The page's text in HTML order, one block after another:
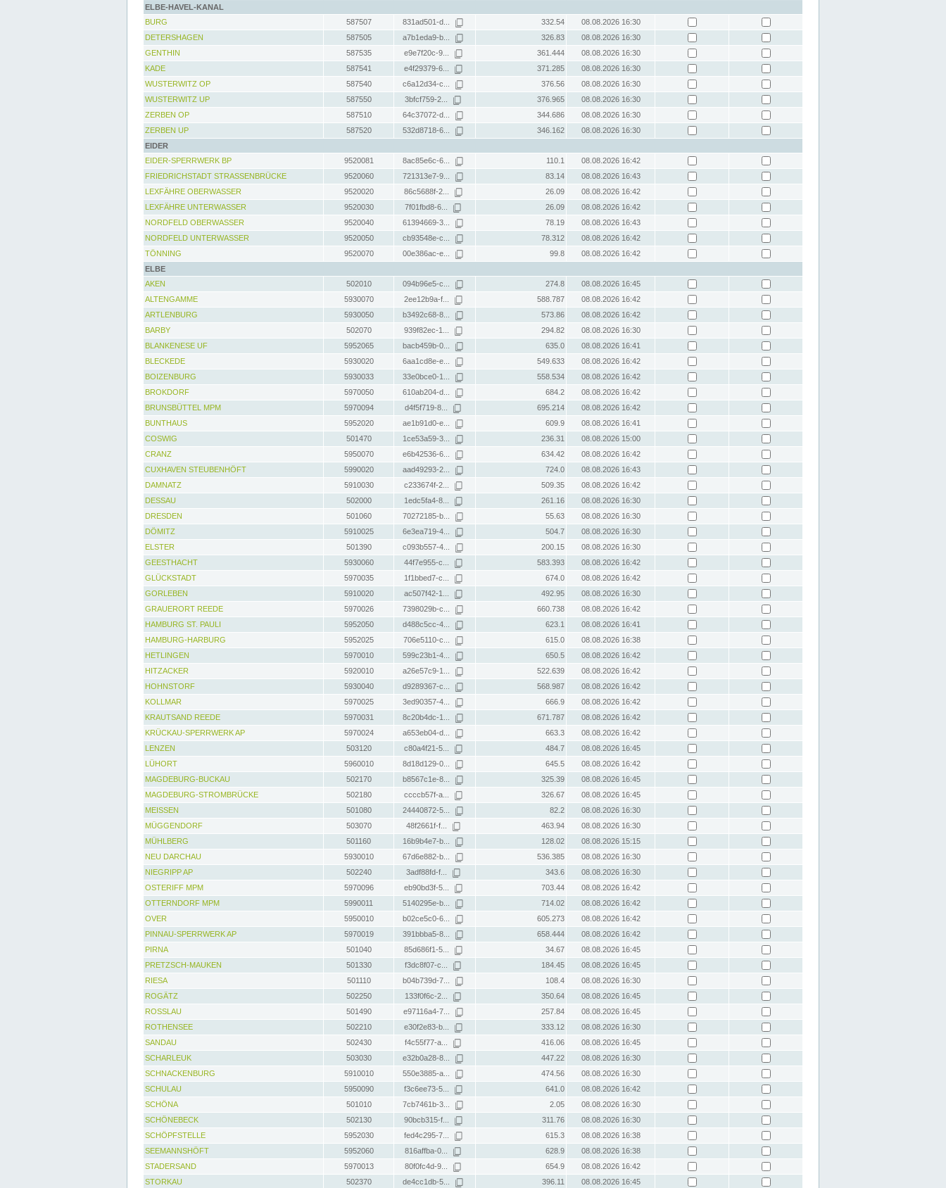
ELBE-HAVEL-KANAL
BURG
587507 831ad501-d... 332.54
08.08.2026 16:30
DETERSHAGEN
587505 a7b1eda9-b... 326.83
08.08.2026 16:30
GENTHIN
587535 e9e7f20c-9... 361.444
08.08.2026 16:30
KADE
587541 e4f29379-6... 371.285
08.08.2026 16:30
WUSTERWITZ OP
587540 c6a12d34-c... 376.56
08.08.2026 16:30
WUSTERWITZ UP
587550 3bfcf759-2... 376.965
08.08.2026 16:30
ZERBEN OP
587510 64c37072-d... 344.686
08.08.2026 16:30
ZERBEN UP
587520 532d8718-6... 346.162
08.08.2026 16:30
EIDER
EIDER-SPERRWERK BP
9520081 8ac85e6c-6... 110.1
08.08.2026 16:42
FRIEDRICHSTADT STRASSENBRÜCKE
9520060 721313e7-9... 83.14
08.08.2026 16:43
LEXFÄHRE OBERWASSER
9520020 86c5688f-2... 26.09
08.08.2026 16:42
LEXFÄHRE UNTERWASSER
9520030 7f01fbd8-6... 26.09
08.08.2026 16:42
NORDFELD OBERWASSER
9520040 61394669-3... 78.19
08.08.2026 16:43
NORDFELD UNTERWASSER
9520050 cb93548e-c... 78.312
08.08.2026 16:42
TÖNNING
9520070 00e386ac-e... 99.8
08.08.2026 16:42
ELBE
AKEN
502010 094b96e5-c... 274.8
08.08.2026 16:45
ALTENGAMME
5930070 2ee12b9a-f... 588.787
08.08.2026 16:42
ARTLENBURG
5930050 b3492c68-8... 573.86
08.08.2026 16:42
BARBY
502070 939f82ec-1... 294.82
08.08.2026 16:30
BLANKENESE UF
5952065 bacb459b-0... 635.0
08.08.2026 16:41
BLECKEDE
5930020 6aa1cd8e-e... 549.633
08.08.2026 16:42
BOIZENBURG
5930033 33e0bce0-1... 558.534
08.08.2026 16:42
BROKDORF
5970050 610ab204-d... 684.2
08.08.2026 16:42
BRUNSBÜTTEL MPM
5970094 d4f5f719-8... 695.214
08.08.2026 16:42
BUNTHAUS
5952020 ae1b91d0-e... 609.9
08.08.2026 16:41
COSWIG
501470 1ce53a59-3... 236.31
08.08.2026 15:00
CRANZ
5950070 e6b42536-6... 634.42
08.08.2026 16:42
CUXHAVEN STEUBENHÖFT
5990020 aad49293-2... 724.0
08.08.2026 16:43
DAMNATZ
5910030 c233674f-2... 509.35
08.08.2026 16:42
DESSAU
502000 1edc5fa4-8... 261.16
08.08.2026 16:30
DRESDEN
501060 70272185-b... 55.63
08.08.2026 16:30
DÖMITZ
5910025 6e3ea719-4... 504.7
08.08.2026 16:30
ELSTER
501390 c093b557-4... 200.15
08.08.2026 16:30
GEESTHACHT
5930060 44f7e955-c... 583.393
08.08.2026 16:42
GLÜCKSTADT
5970035 1f1bbed7-c... 674.0
08.08.2026 16:42
GORLEBEN
5910020 ac507f42-1... 492.95
08.08.2026 16:30
GRAUERORT REEDE
5970026 7398029b-c... 660.738
08.08.2026 16:42
HAMBURG ST. PAULI
5952050 d488c5cc-4... 623.1
08.08.2026 16:41
HAMBURG-HARBURG
5952025 706e5110-c... 615.0
08.08.2026 16:38
HETLINGEN
5970010 599c23b1-4... 650.5
08.08.2026 16:42
HITZACKER
5920010 a26e57c9-1... 522.639
08.08.2026 16:42
HOHNSTORF
5930040 d9289367-c... 568.987
08.08.2026 16:42
KOLLMAR
5970025 3ed90357-4... 666.9
08.08.2026 16:42
KRAUTSAND REEDE
5970031 8c20b4dc-1... 671.787
08.08.2026 16:42
KRÜCKAU-SPERRWERK AP
5970024 a653eb04-d... 663.3
08.08.2026 16:42
LENZEN
503120 c80a4f21-5... 484.7
08.08.2026 16:45
LÜHORT
5960010 8d18d129-0... 645.5
08.08.2026 16:42
MAGDEBURG-BUCKAU
502170 b8567c1e-8... 325.39
08.08.2026 16:45
MAGDEBURG-STROMBRÜCKE
502180 ccccb57f-a... 326.67
08.08.2026 16:45
MEISSEN
501080 24440872-5... 82.2
08.08.2026 16:30
MÜGGENDORF
503070 48f2661f-f... 463.94
08.08.2026 16:30
MÜHLBERG
501160 16b9b4e7-b... 128.02
08.08.2026 15:15
NEU DARCHAU
5930010 67d6e882-b... 536.385
08.08.2026 16:30
NIEGRIPP AP
502240 3adf88fd-f... 343.6
08.08.2026 16:30
OSTERIFF MPM
5970096 eb90bd3f-5... 703.44
08.08.2026 16:42
OTTERNDORF MPM
5990011 5140295e-b... 714.02
08.08.2026 16:42
OVER
5950010 b02ce5c0-6... 605.273
08.08.2026 16:42
PINNAU-SPERRWERK AP
5970019 391bbba5-8... 658.444
08.08.2026 16:42
PIRNA
501040 85d686f1-5... 34.67
08.08.2026 16:45
PRETZSCH-MAUKEN
501330 f3dc8f07-c... 184.45
08.08.2026 16:45
RIESA
501110 b04b739d-7... 108.4
08.08.2026 16:30
ROGÄTZ
502250 133f0f6c-2... 350.64
08.08.2026 16:45
ROSSLAU
501490 e97116a4-7... 257.84
08.08.2026 16:45
ROTHENSEE
502210 e30f2e83-b... 333.12
08.08.2026 16:30
SANDAU
502430 f4c55f77-a... 416.06
08.08.2026 16:45
SCHARLEUK
503030 e32b0a28-8... 447.22
08.08.2026 16:30
SCHNACKENBURG
5910010 550e3885-a... 474.56
08.08.2026 16:30
SCHULAU
5950090 f3c6ee73-5... 641.0
08.08.2026 16:42
SCHÖNA
501010 7cb7461b-3... 2.05
08.08.2026 16:30
SCHÖNEBECK
502130 90bcb315-f... 311.76
08.08.2026 16:30
SCHÖPFSTELLE
5952030 fed4c295-7... 615.3
08.08.2026 16:38
SEEMANNSHÖFT
5952060 816affba-0... 628.9
08.08.2026 16:38
STADERSAND
5970013 80f0fc4d-9... 654.9
08.08.2026 16:42
STORKAU
502370 de4cc1db-5... 396.11 08.08.2026 16:45